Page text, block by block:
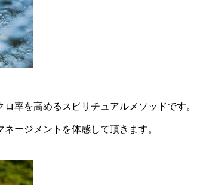
率を高めるスピリチュアルメソッドです。
ージメントを体感して頂きます。